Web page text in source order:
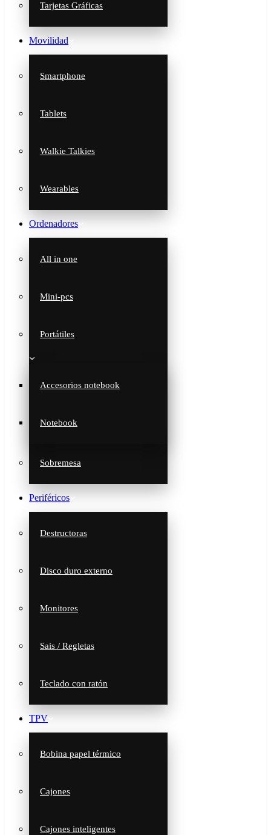
Tarjetas Gráficas
Movilidad
Smartphone
Tablets
Walkie Talkies
Wearables
Ordenadores
All in one
Mini-pcs
Portátiles
Accesorios notebook
Notebook
Sobremesa
Periféricos
Destructoras
Disco duro externo
Monitores
Sais / Regletas
Teclado con ratón
TPV
Bobina papel térmico
Cajones
Cajones inteligentes